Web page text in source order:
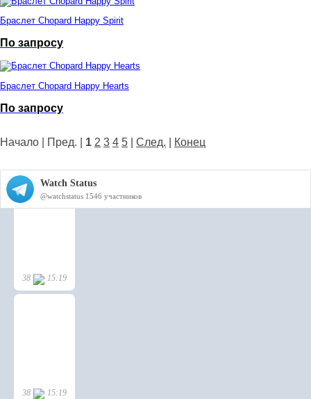
Браслет Chopard Happy Spirit
По запросу
Браслет Chopard Happy Hearts
По запросу
Начало | Пред. | 1 2 3 4 5 След. Конец